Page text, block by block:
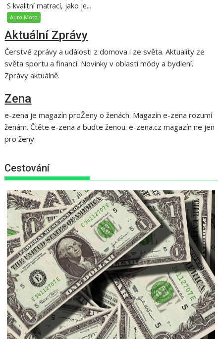
S kvalitní matrací, jako je...
Auto Moto
Aktuální Zprávy
Čerstvé zprávy a události z domova i ze světa. Aktuality ze
světa sportu a financí. Novinky v oblasti módy a bydlení.
Zprávy aktuálně.
Zena
e-zena je magazín proŽeny o ženách. Magazín e-zena rozumí
ženám. Čtěte e-zena a buďte ženou. e-zena.cz magazín ne jen
pro ženy.
Cestování